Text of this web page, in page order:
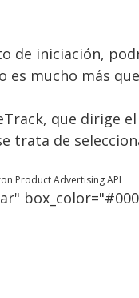
de iniciación,
es mucho más
que dirige
trata de
Product Advertising API